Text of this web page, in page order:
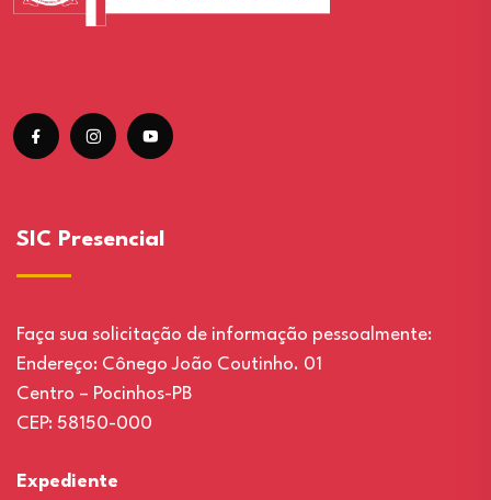
SIC Presencial
Faça sua solicitação de informação pessoalmente:
Endereço: Cônego João Coutinho. 01
Centro – Pocinhos-PB
CEP: 58150-000
Expediente